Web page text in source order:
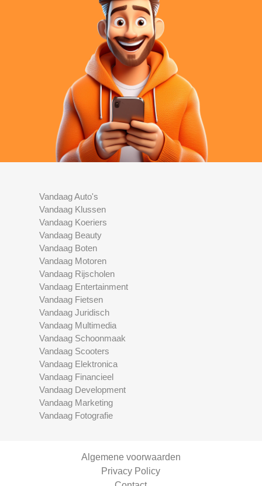
Vandaag Auto's
Vandaag Klussen
Vandaag Koeriers
Vandaag Beauty
Vandaag Boten
Vandaag Motoren
Vandaag Rijscholen
Vandaag Entertainment
Vandaag Fietsen
Vandaag Juridisch
Vandaag Multimedia
Vandaag Schoonmaak
Vandaag Scooters
Vandaag Elektronica
Vandaag Financieel
Vandaag Development
Vandaag Marketing
Vandaag Fotografie
Algemene voorwaarden
Privacy Policy